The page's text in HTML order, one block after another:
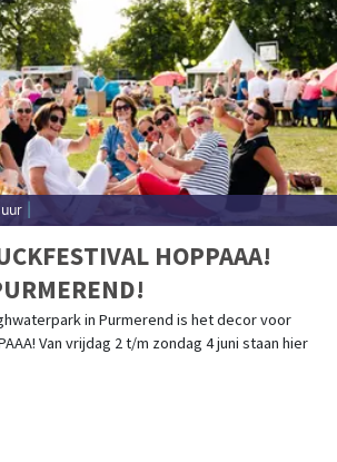
HOPPAAA!
in Purmerend is het decor voor
Van vrijdag 2 t/m zondag 4 juni staan hier